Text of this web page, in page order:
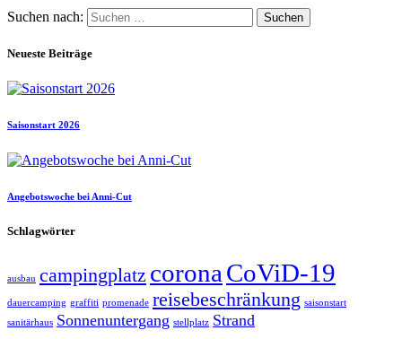
Suchen nach:
Neueste Beiträge
Saisonstart 2026
Angebotswoche bei Anni-Cut
Schlagwörter
ausbau campingplatz corona CoViD-19
dauercamping graffiti promenade reisebeschränkung saisonstart
sanitärhaus Sonnenuntergang stellplatz Strand